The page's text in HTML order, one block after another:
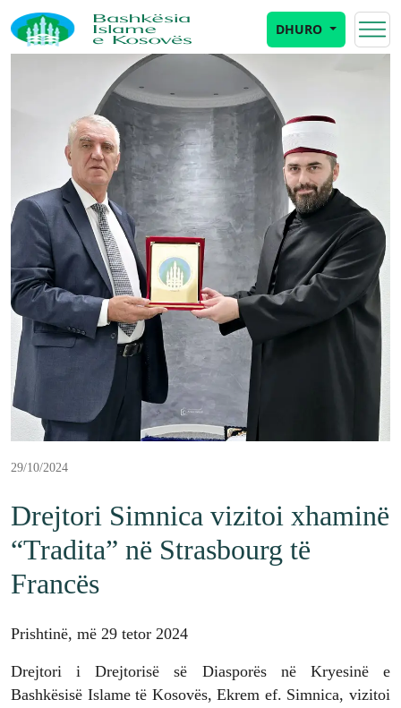
DHURO
29/10/2024
Drejtori Simnica vizitoi xhaminë
“Tradita” në Strasbourg të
Francës
Prishtinë, më 29 tetor 2024
Drejtori i Drejtorisë së Diasporës në Kryesinë e
Bashkësisë Islame të Kosovës, Ekrem ef. Simnica, vizitoi